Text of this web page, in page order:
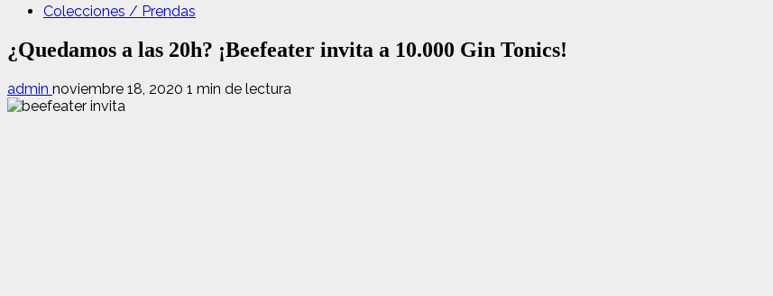
Colecciones / Prendas
¿Quedamos a las 20h? ¡Beefeater invita a 10.000 Gin Tonics!
admin noviembre 18, 2020 1 min de lectura